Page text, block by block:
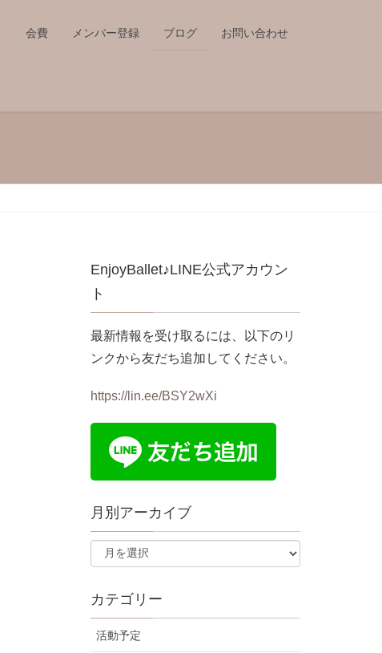
会費 メンバー登録 ブログ お問い合わせ
EnjoyBallet♪LINE公式アカウン
ト
最新情報を受け取るには、以下のリ
ンクから友だち追加してください。
https://lin.ee/BSY2wXi
月別アーカイブ
カテゴリー
活動予定